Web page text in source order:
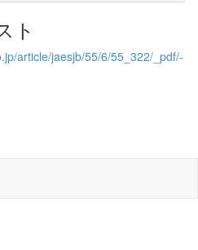
ト
article/jaesjb/55/6/55_322/_pdf/-